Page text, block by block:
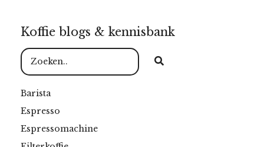
Koffie blogs & kennisbank
Barista
Espresso
Espressomachine